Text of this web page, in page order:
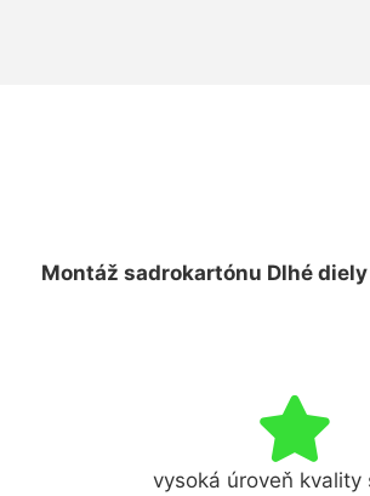
Montáž sadrokartónu Dlhé diely
vysoká úroveň kvality